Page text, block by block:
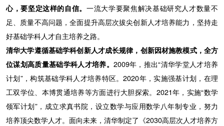
心，要坚定这样的自信。一流大学要聚焦解决基础研究人才数量不
足、质量不高问题，全面提升高层次拔尖创新人才培养能力，坚持走
好基础学科人才自主培养之路。
清华大学遵循基础学科创新人才成长规律，创新因材施教模式，全方
位谋划高质量基础学科人才培养。 2009年，推出“清华学堂人才培养
计划”，构筑基础学科人才培养特区。2020年，实施强基计划，在理
工双学位、本博贯通培养等方面进行大胆探索。2021年，实施“数学
领军计划”，成立求真书院，设立数学与应用数学八年制专业，努力
培养顶尖数学人才。面向未来，清华制定了《2030高层次人才培养方